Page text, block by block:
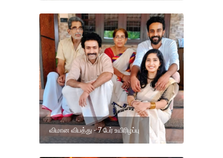
விமான விபத்து - 7 பேர் உயிரிழப்பு